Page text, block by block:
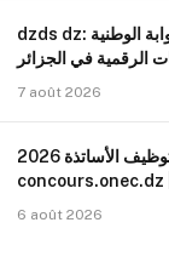
dzds dz: الرابط الرسمي للبوابة الوطنية
الرقمية في الجزائر
7 août 2026
نتائج مسابقة توظيف الأساتذة 2026
6 août 2026